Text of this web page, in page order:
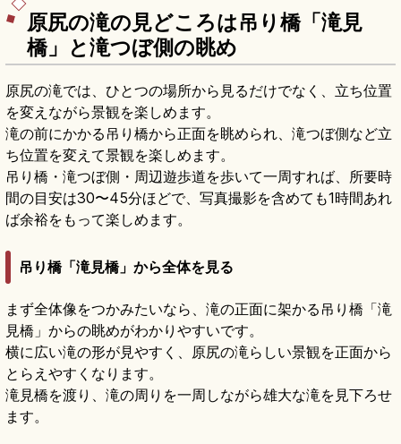
原尻の滝の見どころは吊り橋「滝見
橋」と滝つぼ側の眺め
原尻の滝では、ひとつの場所から見るだけでなく、立ち位置
を変えながら景観を楽しめます。
滝の前にかかる吊り橋から正面を眺められ、滝つぼ側など立
ち位置を変えて景観を楽しめます。
吊り橋・滝つぼ側・周辺遊歩道を歩いて一周すれば、所要時
間の目安は30〜45分ほどで、写真撮影を含めても1時間あれ
ば余裕をもって楽しめます。
吊り橋「滝見橋」から全体を見る
まず全体像をつかみたいなら、滝の正面に架かる吊り橋「滝
見橋」からの眺めがわかりやすいです。
横に広い滝の形が見やすく、原尻の滝らしい景観を正面から
とらえやすくなります。
滝見橋を渡り、滝の周りを一周しながら雄大な滝を見下ろせ
ます。